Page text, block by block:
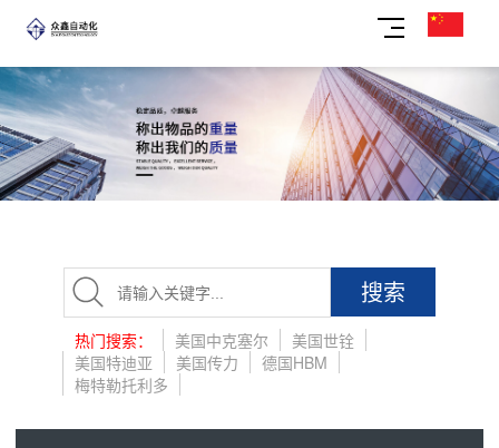
搜索
热门搜索： 美国中克塞尔
美国世铨
美国特迪亚
美国传力
德国HBM
梅特勒托利多